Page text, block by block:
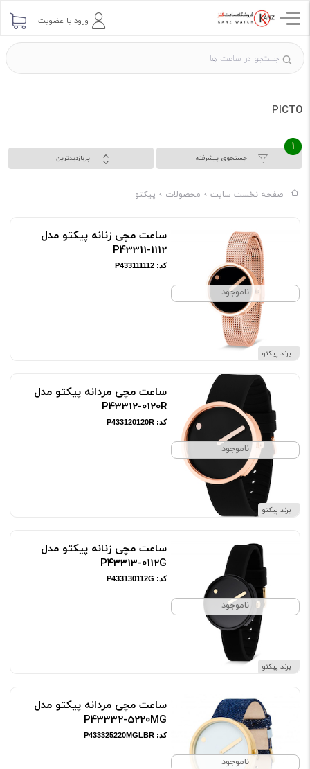
ورود یا عضویت
PICTO
جستجوی پیشرفته
1
پربازدیدترین
صفحه نخست سایت محصولات پیکتو
ناموجود
برند پیکتو
ساعت مچی زنانه پیکتو مدل
P43311-1112
کد: P433111112
ناموجود
برند پیکتو
ساعت مچی مردانه پیکتو مدل
P43312-0120R
کد: P433120120R
ناموجود
برند پیکتو
ساعت مچی زنانه پیکتو مدل
P43313-0112G
کد: P433130112G
ناموجود
ساعت مچی مردانه پیکتو مدل
P43332-5220MG
کد: P433325220MGLBR